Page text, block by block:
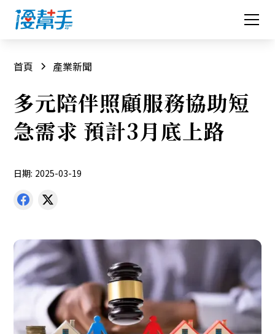
首頁 產業新聞
多元陪伴照顧服務協助短
急需求 預計3月底上路
日期: 2025-03-19